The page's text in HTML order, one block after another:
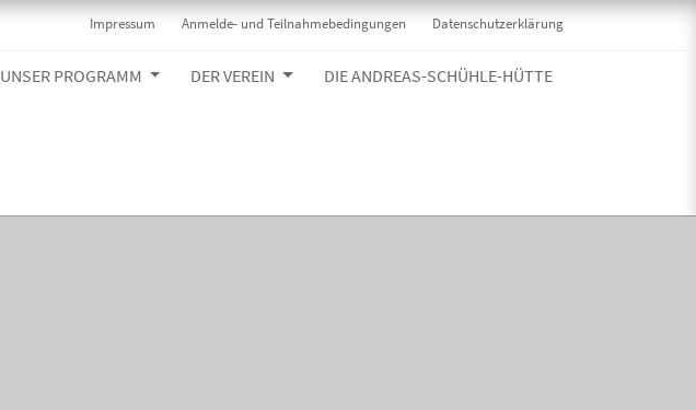
Datenschutzerklärung
Anmelde- und Teilnahmebedingungen
Impressum
UNSER PROGRAMM DER VEREIN DIE ANDREAS-SCHÜHLE-HÜTTE